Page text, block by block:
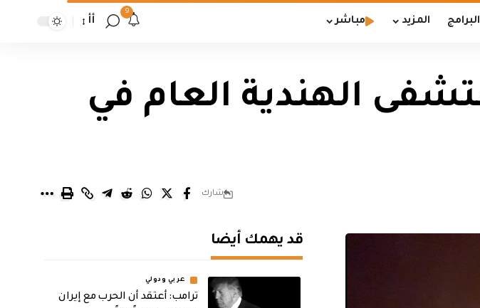
البرامج المزيد مباشر
9
أأ
الهندية العام في
شارك
قد يهمك أيضا
عربي ودولي
‏ترامب: أعتقد أن الحرب مع إيران